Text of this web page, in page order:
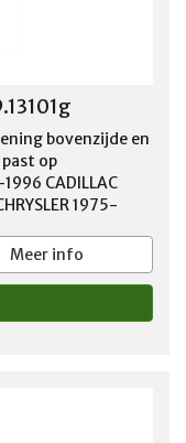
bovenzijde en
op
CADILLAC
1975-
1972-1980 ISUZU
1961-2001 MAZDA
1987-1996
1999 PLYMOUTH
Meer info